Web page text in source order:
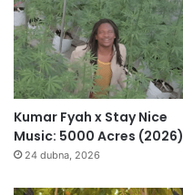
Kumar Fyah x Stay Nice
Music: 5000 Acres (2026)
24 dubna, 2026